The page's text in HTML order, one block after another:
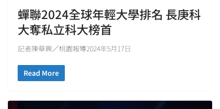
蟬聯2024全球年輕大學排名 長庚科
大奪私立科大榜首
記者陳華興／桃園報導2024年5月17日
Read More